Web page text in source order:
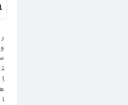
ا
ر
و
ت
ا
ه
ا